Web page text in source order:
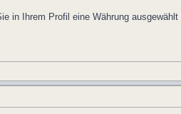
in Ihrem Profil eine Währung